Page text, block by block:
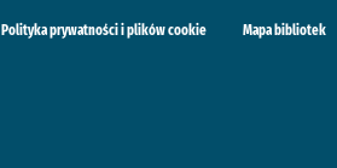
Polityka prywatności i plików cookie Mapa bibliotek